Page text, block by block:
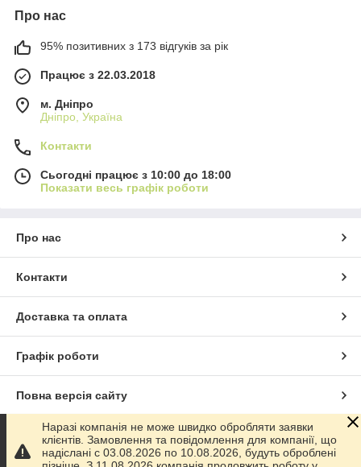
Про нас
95% позитивних з 173 відгуків за рік
Працює з 22.03.2018
м. Дніпро
Дніпро, Україна
Контакти
Сьогодні працює з 10:00 до 18:00
Показати весь графік роботи
Про нас
Контакти
Доставка та оплата
Графік роботи
Повна версія сайту
Сайт створено на маркетплейсіProm.ua
Наразі компанія не може швидко обробляти заявки
клієнтів. Замовлення та повідомлення для компанії, що
надіслані с 03.08.2026 по 10.08.2026, будуть оброблені